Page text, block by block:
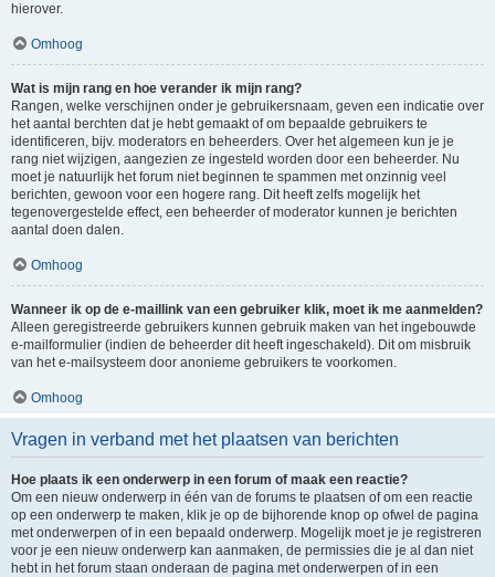
hierover.
Omhoog
Wat is mijn rang en hoe verander ik mijn rang?
Rangen, welke verschijnen onder je gebruikersnaam, geven een indicatie over
het aantal berchten dat je hebt gemaakt of om bepaalde gebruikers te
identificeren, bijv. moderators en beheerders. Over het algemeen kun je je
rang niet wijzigen, aangezien ze ingesteld worden door een beheerder. Nu
moet je natuurlijk het forum niet beginnen te spammen met onzinnig veel
berichten, gewoon voor een hogere rang. Dit heeft zelfs mogelijk het
tegenovergestelde effect, een beheerder of moderator kunnen je berichten
aantal doen dalen.
Omhoog
Wanneer ik op de e-maillink van een gebruiker klik, moet ik me aanmelden?
Alleen geregistreerde gebruikers kunnen gebruik maken van het ingebouwde
e-mailformulier (indien de beheerder dit heeft ingeschakeld). Dit om misbruik
van het e-mailsysteem door anonieme gebruikers te voorkomen.
Omhoog
Vragen in verband met het plaatsen van berichten
Hoe plaats ik een onderwerp in een forum of maak een reactie?
Om een nieuw onderwerp in één van de forums te plaatsen of om een reactie
op een onderwerp te maken, klik je op de bijhorende knop op ofwel de pagina
met onderwerpen of in een bepaald onderwerp. Mogelijk moet je je registreren
voor je een nieuw onderwerp kan aanmaken, de permissies die je al dan niet
hebt in het forum staan onderaan de pagina met onderwerpen of in een